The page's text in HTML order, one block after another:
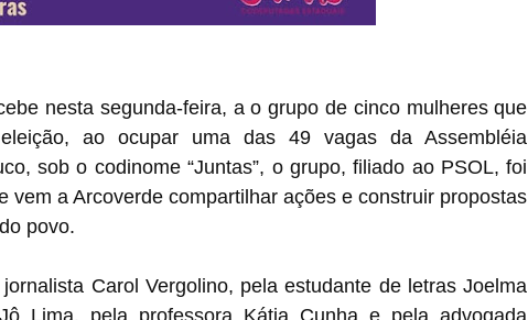
nesta segunda-feira, a o grupo de cinco mulheres que
ao ocupar uma das 49 vagas da Assembléia
sob o codinome “Juntas”, o grupo, filiado ao PSOL, foi
vem a Arcoverde compartilhar ações e construir propostas
povo.
Carol Vergolino, pela estudante de letras Joelma
Lima, pela professora Kátia Cunha e pela advogada